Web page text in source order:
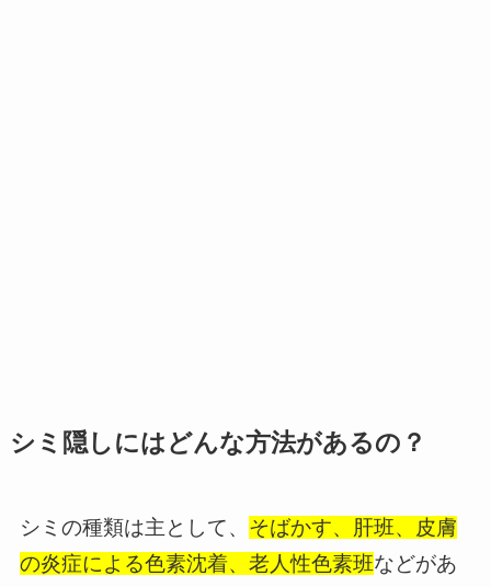
シミ隠しにはどんな方法があるの？
シミの種類は主として、 そばかす、肝班、皮膚
の炎症による色素沈着、老人性色素班などがあ